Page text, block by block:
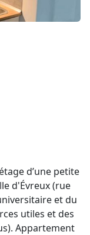
d’une petite
d'Évreux (rue
et du
utiles et des
Appartement